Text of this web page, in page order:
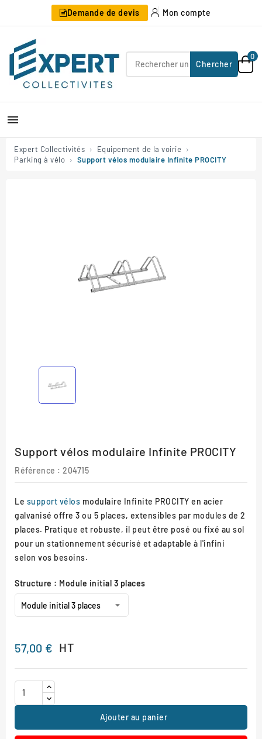
Demande de devis Mon compte
Chercher
0

Expert Collectivités
Equipement de la voirie
Parking à vélo
Support vélos modulaire Infinite PROCITY
Support vélos modulaire Infinite PROCITY
Référence : 204715
Le support vélos modulaire Infinite PROCITY en acier
galvanisé offre 3 ou 5 places, extensibles par modules de 2
places. Pratique et robuste, il peut être posé ou fixé au sol
pour un stationnement sécurisé et adaptable à l'infini
selon vos besoins.
Structure : Module initial 3 places
57,00 € HT
Ajouter au panier